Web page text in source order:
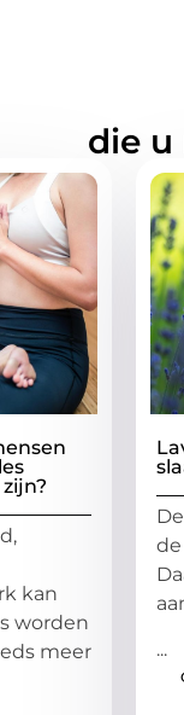
die u
kan
worden
meer
...